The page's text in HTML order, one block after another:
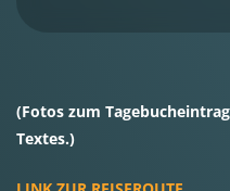
(Fotos zum
Textes.)